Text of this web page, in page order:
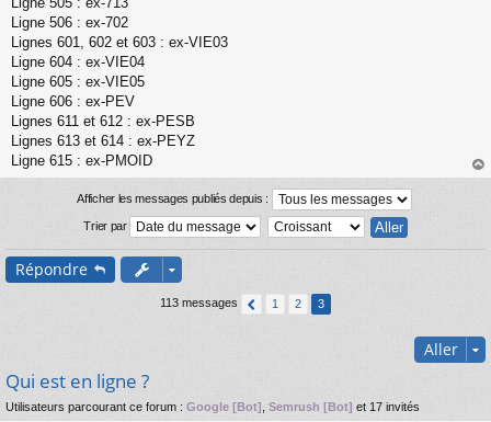
Ligne 506 : ex-702
Lignes 601, 602 et 603 : ex-VIE03
Ligne 604 : ex-VIE04
Ligne 605 : ex-VIE05
Ligne 606 : ex-PEV
Lignes 611 et 612 : ex-PESB
Lignes 613 et 614 : ex-PEYZ
Ligne 615 : ex-PMOID
au
Afficher les messages publiés depuis :
Trier par
Répondre
113 messages 1 2 3
Aller
Qui est en ligne ?
Utilisateurs parcourant ce forum : Google [Bot] Semrush [Bot] et 17 invités